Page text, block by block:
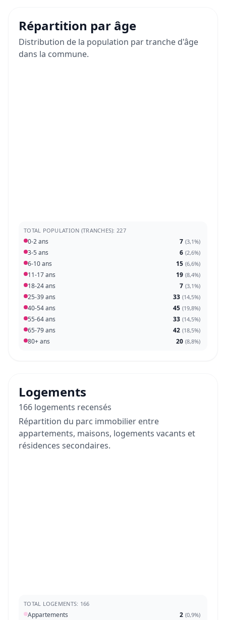
Répartition par âge
Distribution de la population par tranche d'âge
dans la commune.
TOTAL POPULATION (TRANCHES): 227
0-2 ans 7 (3,1%)
3-5 ans 6 (2,6%)
6-10 ans 15 (6,6%)
11-17 ans 19 (8,4%)
18-24 ans 7 (3,1%)
25-39 ans 33 (14,5%)
40-54 ans 45 (19,8%)
55-64 ans 33 (14,5%)
65-79 ans 42 (18,5%)
80+ ans 20 (8,8%)
Logements
166 logements recensés
Répartition du parc immobilier entre
appartements, maisons, logements vacants et
résidences secondaires.
TOTAL LOGEMENTS: 166
Appartements 2 (0,9%)